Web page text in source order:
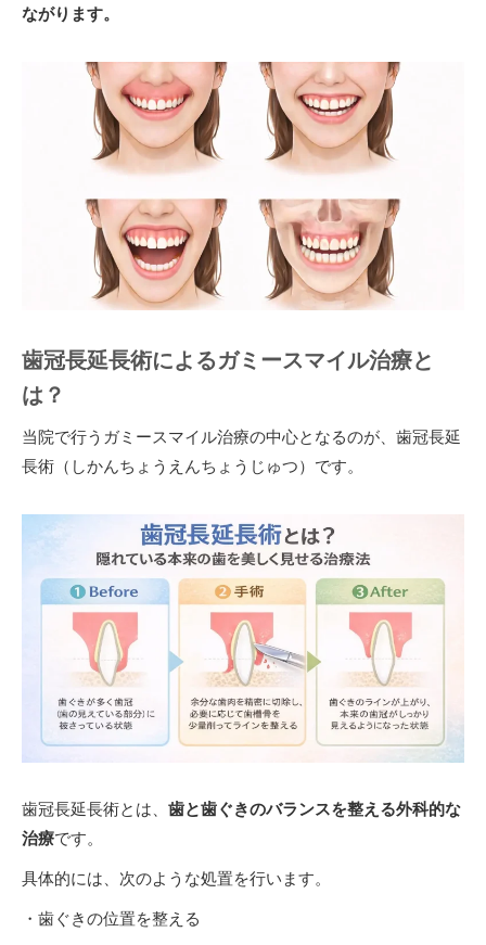
ながります。
歯冠長延長術によるガミースマイル治療と
は？
当院で行うガミースマイル治療の中心となるのが、歯冠長延
長術（しかんちょうえんちょうじゅつ）です。
歯冠長延長術とは、 歯と歯ぐきのバランスを整える外科的な
治療です。
具体的には、次のような処置を行います。
・歯ぐきの位置を整える